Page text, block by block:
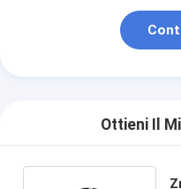
Ottieni Il